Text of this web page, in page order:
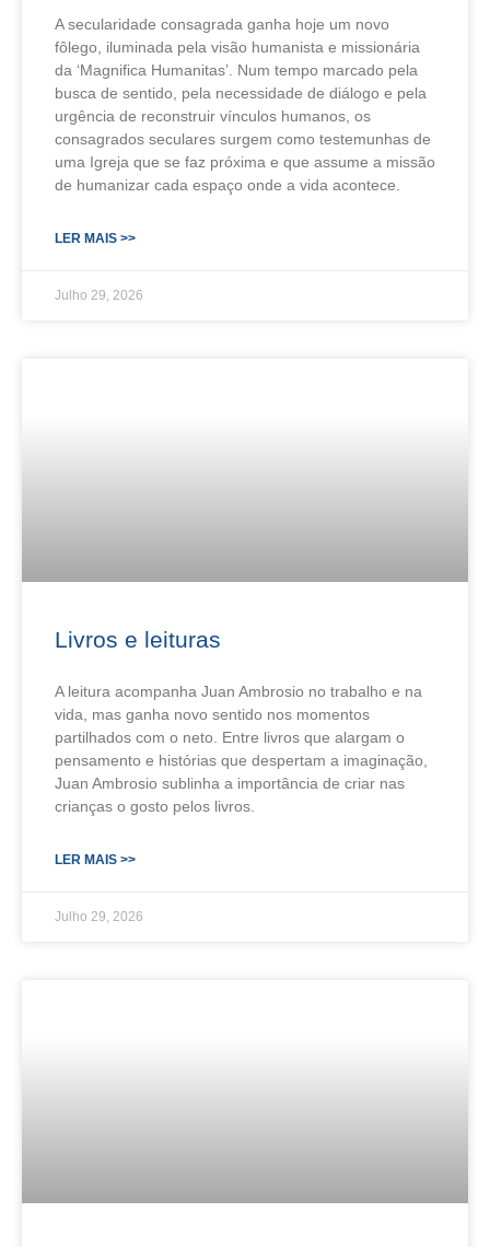
A secularidade consagrada ganha hoje um novo
fôlego, iluminada pela visão humanista e missionária
da ‘Magnifica Humanitas’. Num tempo marcado pela
busca de sentido, pela necessidade de diálogo e pela
urgência de reconstruir vínculos humanos, os
consagrados seculares surgem como testemunhas de
uma Igreja que se faz próxima e que assume a missão
de humanizar cada espaço onde a vida acontece.
LER MAIS >>
Julho 29, 2026
Livros e leituras
A leitura acompanha Juan Ambrosio no trabalho e na
vida, mas ganha novo sentido nos momentos
partilhados com o neto. Entre livros que alargam o
pensamento e histórias que despertam a imaginação,
Juan Ambrosio sublinha a importância de criar nas
crianças o gosto pelos livros.
LER MAIS >>
Julho 29, 2026